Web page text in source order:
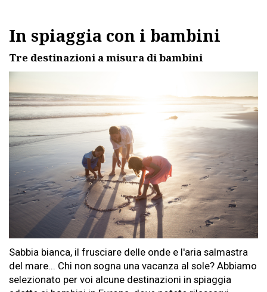
In spiaggia con i bambini
Tre destinazioni a misura di bambini
Sabbia bianca, il frusciare delle onde e l'aria salmastra
del mare... Chi non sogna una vacanza al sole? Abbiamo
selezionato per voi alcune destinazioni in spiaggia